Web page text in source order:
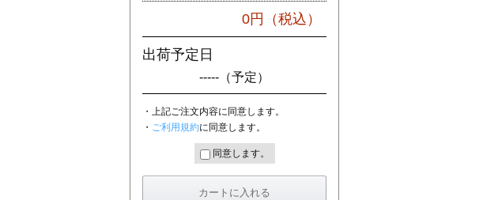
0円（税込）
出荷予定日
----- （予定）
・上記ご注文内容に同意します。
・ ご利用規約に同意します。
同意します。